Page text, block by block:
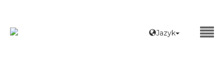
Jazyk